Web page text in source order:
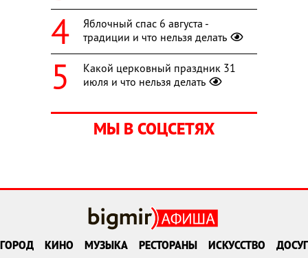
Яблочный спас 6 августа -
традиции и что нельзя делать
Какой церковный праздник 31
июля и что нельзя делать
МЫ В СОЦСЕТЯХ
ГОРОД КИНО МУЗЫКА РЕСТОРАНЫ ИСКУССТВО ДОСУГ